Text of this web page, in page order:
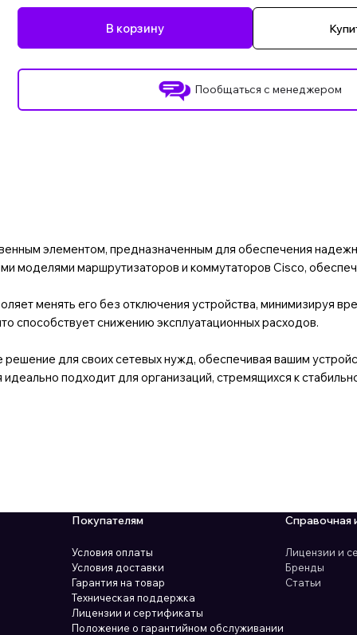
В корзину
Пообщаться с менеджером
элементом, предназначенным для обеспечения
моделями маршрутизаторов и коммутаторов Cisco,
менять его без отключения устройства, минимизируя
способствует снижению эксплуатационных расходов.
для своих сетевых нужд, обеспечивая вашим
подходит для организаций, стремящихся к
Покупателям
Условия оплаты
Условия доставки
Гарантия на товар
Техническая поддержка
Лицензии и сертификаты
Положение о гарантийном обслуживании
Справочная
Лицензии и
Бренды
Статьи